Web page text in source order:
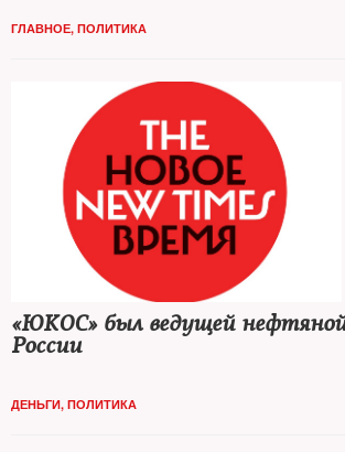
ГЛАВНОЕ, ПОЛИТИКА
«ЮКОС» был ведущей
России
ДЕНЬГИ, ПОЛИТИКА